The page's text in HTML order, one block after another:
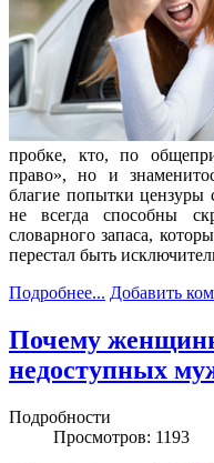
пробке, кто, по
право», но и
благие попытки цензуры
не всегда способны
словарного запаса,
перестал быть
Подробнее... Добавить
Почему
недоступных
Подробности
Просмотров: 1193